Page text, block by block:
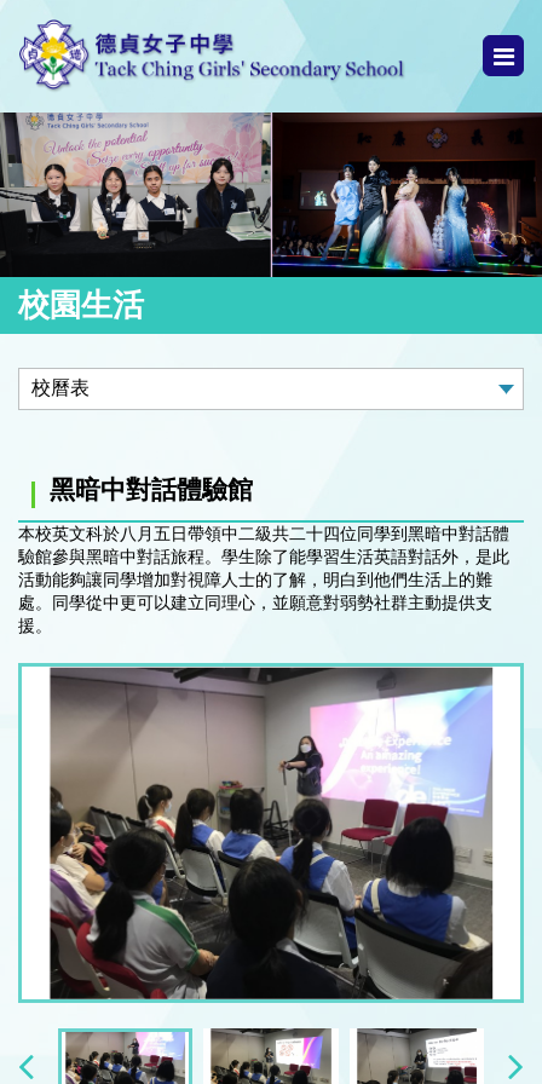
校園生活
黑暗中對話體驗館
本校英文科於八月五日帶領中二級共二十四位同學到黑暗中對話體
驗館參與黑暗中對話旅程。學生除了能學習生活英語對話外，是此
活動能夠讓同學增加對視障人士的了解，明白到他們生活上的難
處。同學從中更可以建立同理心，並願意對弱勢社群主動提供支
援。